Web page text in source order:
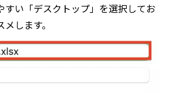
すい「デスクトップ」を選択してお
します。